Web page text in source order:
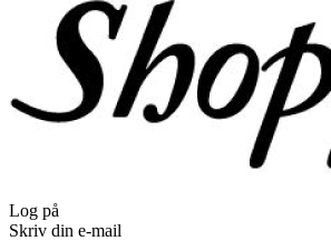
Log på
Skriv din e-mail